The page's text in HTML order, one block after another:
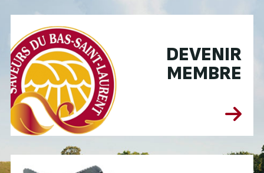
DEVENIR
MEMBRE